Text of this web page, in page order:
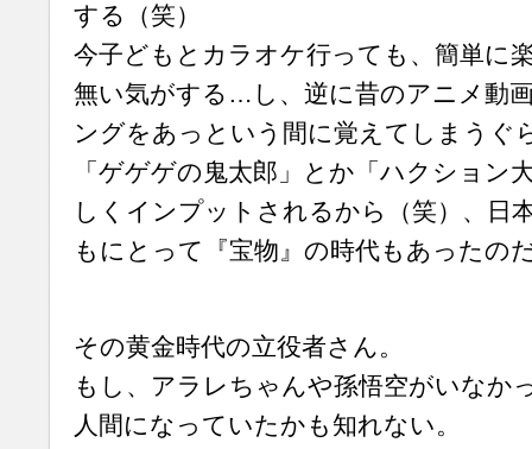
する（笑）
今子どもとカラオケ行っても、簡単に
無い気がする…し、逆に昔のアニメ動
ングをあっという間に覚えてしまうぐ
「ゲゲゲの鬼太郎」とか「ハクション
しくインプットされるから（笑）、日
もにとって『宝物』の時代もあったの
その黄金時代の立役者さん。
もし、アラレちゃんや孫悟空がいなか
人間になっていたかも知れない。